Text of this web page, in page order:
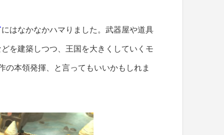
にはなかなかハマりました。武器屋や道具
を建築しつつ、王国を大きくしていくモ
本領発揮、と言ってもいいかもしれま